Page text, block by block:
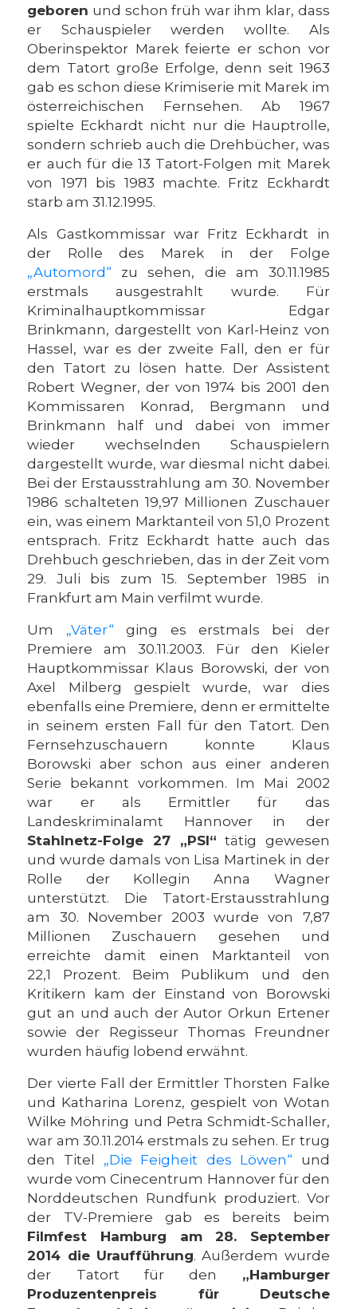
geboren und schon früh war ihm klar, dass
er Schauspieler werden wollte. Als
Oberinspektor Marek feierte er schon vor
dem Tatort große Erfolge, denn seit 1963
gab es schon diese Krimiserie mit Marek im
österreichischen Fernsehen. Ab 1967
spielte Eckhardt nicht nur die Hauptrolle,
sondern schrieb auch die Drehbücher, was
er auch für die 13 Tatort-Folgen mit Marek
von 1971 bis 1983 machte. Fritz Eckhardt
starb am 31.12.1995.
Als Gastkommissar war Fritz Eckhardt in
der Rolle des Marek in der Folge
„Automord“ zu sehen, die am 30.11.1985
erstmals ausgestrahlt wurde. Für
Kriminalhauptkommissar Edgar
Brinkmann, dargestellt von Karl-Heinz von
Hassel, war es der zweite Fall, den er für
den Tatort zu lösen hatte. Der Assistent
Robert Wegner, der von 1974 bis 2001 den
Kommissaren Konrad, Bergmann und
Brinkmann half und dabei von immer
wieder wechselnden Schauspielern
dargestellt wurde, war diesmal nicht dabei.
Bei der Erstausstrahlung am 30. November
1986 schalteten 19,97 Millionen Zuschauer
ein, was einem Marktanteil von 51,0 Prozent
entsprach. Fritz Eckhardt hatte auch das
Drehbuch geschrieben, das in der Zeit vom
29. Juli bis zum 15. September 1985 in
Frankfurt am Main verfilmt wurde.
Um „Väter“ ging es erstmals bei der
Premiere am 30.11.2003. Für den Kieler
Hauptkommissar Klaus Borowski, der von
Axel Milberg gespielt wurde, war dies
ebenfalls eine Premiere, denn er ermittelte
in seinem ersten Fall für den Tatort. Den
Fernsehzuschauern konnte Klaus
Borowski aber schon aus einer anderen
Serie bekannt vorkommen. Im Mai 2002
war er als Ermittler für das
Landeskriminalamt Hannover in der
Stahlnetz-Folge 27 „PSI“ tätig gewesen
und wurde damals von Lisa Martinek in der
Rolle der Kollegin Anna Wagner
unterstützt. Die Tatort-Erstausstrahlung
am 30. November 2003 wurde von 7,87
Millionen Zuschauern gesehen und
erreichte damit einen Marktanteil von
22,1 Prozent. Beim Publikum und den
Kritikern kam der Einstand von Borowski
gut an und auch der Autor Orkun Ertener
sowie der Regisseur Thomas Freundner
wurden häufig lobend erwähnt.
Der vierte Fall der Ermittler Thorsten Falke
und Katharina Lorenz, gespielt von Wotan
Wilke Möhring und Petra Schmidt-Schaller,
war am 30.11.2014 erstmals zu sehen. Er trug
den Titel „Die Feigheit des Löwen“ und
wurde vom Cinecentrum Hannover für den
Norddeutschen Rundfunk produziert. Vor
der TV-Premiere gab es bereits beim
Filmfest Hamburg am 28. September
2014 die Uraufführung. Außerdem wurde
der Tatort für den „Hamburger
Produzentenpreis für Deutsche